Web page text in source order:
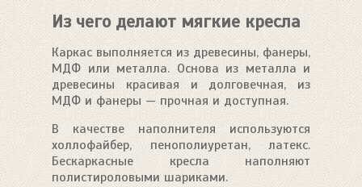
Из чего делают мягкие кресла
Каркас выполняется из древесины, фанеры,
МДФ или металла. Основа из металла и
древесины красивая и долговечная, из
МДФ и фанеры — прочная и доступная.
В качестве наполнителя используются
холлофайбер, пенополиуретан, латекс.
Бескаркасные кресла наполняют
полистироловыми шариками.